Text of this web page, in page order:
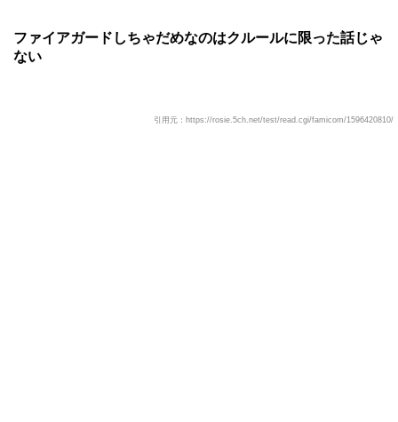
ファイアガードしちゃだめなのはクルールに限った話じゃ
ない
引用元：https://rosie.5ch.net/test/read.cgi/famicom/1596420810/